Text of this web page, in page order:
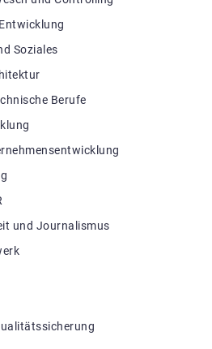
Soziales
Berufe
und Journalismus